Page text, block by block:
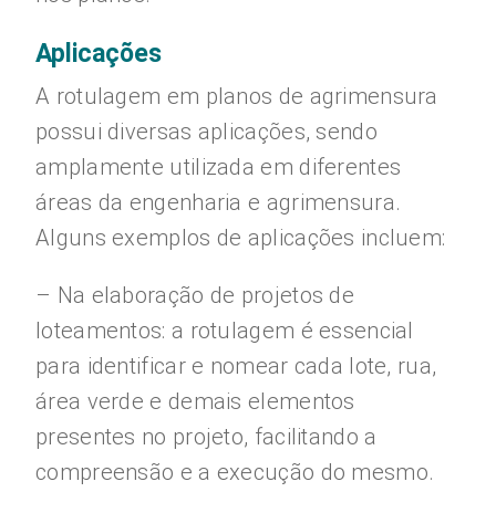
Aplicações
A rotulagem em planos de agrimensura
possui diversas aplicações, sendo
amplamente utilizada em diferentes
áreas da engenharia e agrimensura.
Alguns exemplos de aplicações incluem:
– Na elaboração de projetos de
loteamentos: a rotulagem é essencial
para identificar e nomear cada lote, rua,
área verde e demais elementos
presentes no projeto, facilitando a
compreensão e a execução do mesmo.